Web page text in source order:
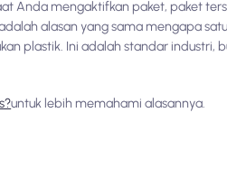
Anda mengaktifkan paket, paket
alasan yang sama mengapa
plastik. Ini adalah standar industri,
untuk lebih memahami alasannya.